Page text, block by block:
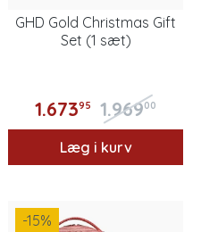
GHD Gold Christmas Gift
Set (1 sæt)
1.67395 1.96900
Læg i kurv
-15%